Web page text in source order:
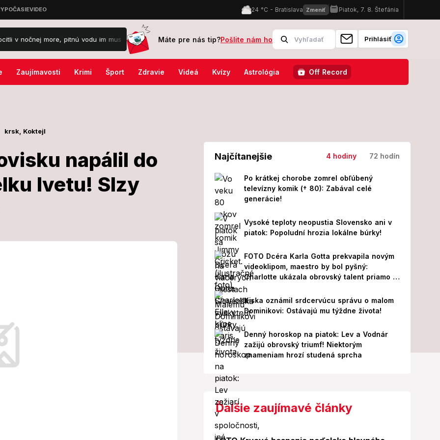
pitnú vodu im musia dovážať! Týmto 3 znameniu dnes padne k nohám obrovská príležitosť: Patríte medzi vyvolených?
Máte pre nás tip?Pošlite nám ho Prihlásiť
Zaujímavosti Krimi Šport Zdravie Videá Kvízy Astrológia Off Record
krsk, Koktejl
napálil do
Ivetu! Slzy
Dokaličil
stál krásnu modelku život.
Najčítanejšie 4 hodiny 72 hodín
Po krátkej chorobe zomrel obľúbený
televízny komik († 80): Zabával celé
generácie!
Vysoké teploty neopustia Slovensko ani v
piatok: Popoludní hrozia lokálne búrky!
FOTO Dcéra Karla Gotta prekvapila novým
videoklipom, maestro by bol pyšný:
Charlotte ukázala obrovský talent priamo v
Paríži!
Kiska oznámil srdcervúcu správu o malom
Dominikovi: Ostávajú mu týždne života!
Denný horoskop na piatok: Lev a Vodnár
zažijú obrovský triumf! Niektorým
znameniam hrozí studená sprcha
Ďalšie zaujímavé články
Foto